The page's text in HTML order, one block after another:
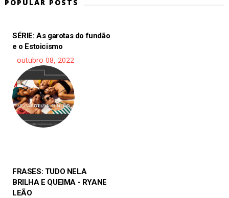
POPULAR POSTS
SÉRIE: As garotas do fundão
e o Estoicismo
- outubro 08, 2022
FRASES: TUDO NELA
BRILHA E QUEIMA - RYANE
LEÃO